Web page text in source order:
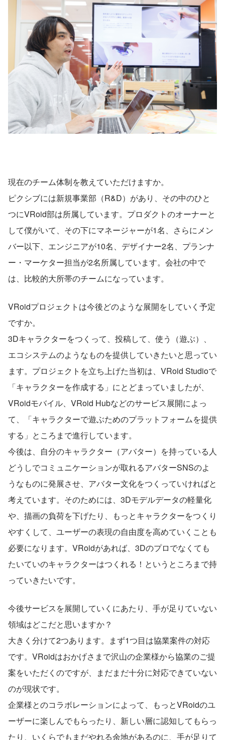
現在のチーム体制を教えていただけますか。
ピクシブには新規事業部（R&D）があり、その中のひと
つにVRoid部は所属しています。プロダクトのオーナーと
して僕がいて、その下にマネージャーが1名、さらにメン
バー以下、エンジニアが10名、デザイナー2名、プランナ
ー・マーケター担当が2名所属しています。会社の中で
は、比較的大所帯のチームになっています。
VRoidプロジェクトは今後どのような展開をしていく予定
ですか。
3Dキャラクターをつくって、投稿して、使う（遊ぶ）、
エコシステムのようなものを提供していきたいと思ってい
ます。プロジェクトを立ち上げた当初は、VRoid Studioで
「キャラクターを作成する」にとどまっていましたが、
VRoidモバイル、VRoid Hubなどのサービス展開によっ
て、「キャラクターで遊ぶためのプラットフォームを提供
する」ところまで進行しています。
今後は、自分のキャラクター（アバター）を持っている人
どうしでコミュニケーションが取れるアバターSNSのよ
うなものに発展させ、アバター文化をつくっていければと
考えています。そのためには、3Dモデルデータの軽量化
や、描画の負荷を下げたり、もっとキャラクターをつくり
やすくして、ユーザーの表現の自由度を高めていくことも
必要になります。VRoidがあれば、3Dのプロでなくても
たいていのキャラクターはつくれる！というところまで持
っていきたいです。
今後サービスを展開していくにあたり、手が足りていない
領域はどこだと思いますか？
大きく分けて2つあります。まず1つ目は協業案件の対応
です。VRoidはおかげさまで沢山の企業様から協業のご提
案をいただくのですが、まだまだ十分に対応できていない
のが現状です。
企業様とのコラボレーションによって、もっとVRoidのユ
ーザーに楽しんでもらったり、新しい層に認知してもらっ
たり、いくらでもまだやれる余地があるのに、手が足りて